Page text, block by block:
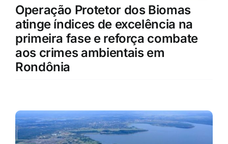
Operação Protetor dos Biomas
atinge índices de excelência na
primeira fase e reforça combate
aos crimes ambientais em
Rondônia